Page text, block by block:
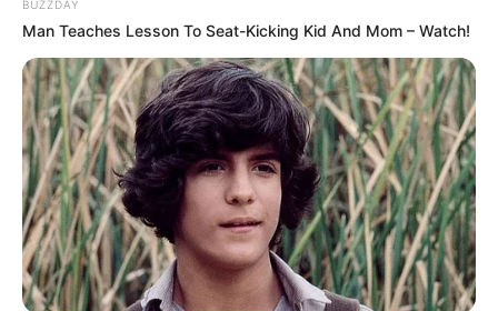
BUZZDAY
Man Teaches Lesson To Seat-Kicking Kid And Mom – Watch!